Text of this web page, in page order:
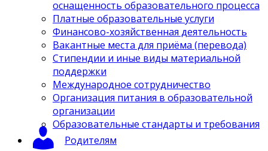
оснащенность образовательного процесса
Платные образовательные услуги
Финансово-хозяйственная деятельность
Вакантные места для приёма (перевода)
Стипендии и иные виды материальной
поддержки
Международное сотрудничество
Организация питания в образовательной
организации
Образовательные стандарты и требования
Родителям